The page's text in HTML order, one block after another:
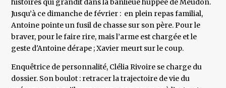
histoires qui grandit dans la banlieue huppée de Meudon.
Jusqu’à ce dimanche de février : en plein repas familial,
Antoine pointe un fusil de chasse sur son père. Pour le
braver, pour le faire rire, mais l’arme est chargée et le
geste d'Antoine dérape ; Xavier meurt sur le coup.
Enquêtrice de personnalité, Clélia Rivoire se charge du
dossier. Son boulot : retracer la trajectoire de vie du